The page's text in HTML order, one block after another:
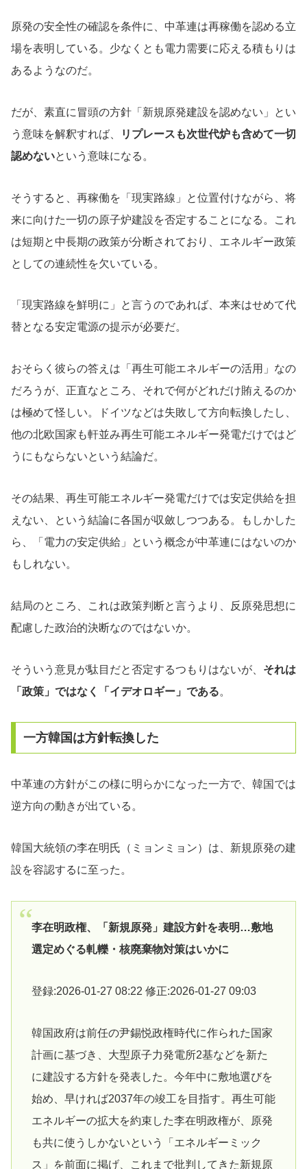
原発の安全性の確認を条件に、中革連は再稼働を認める立
場を表明している。少なくとも電力需要に応える積もりは
あるようなのだ。
だが、素直に冒頭の方針「新規原発建設を認めない」とい
う意味を解釈すれば、
リプレースも次世代炉も含めて一切
認めないという意味になる。
そうすると、再稼働を「現実路線」と位置付けながら、将
来に向けた一切の原子炉建設を否定することになる。これ
は短期と中長期の政策が分断されており、エネルギー政策
としての連続性を欠いている。
「現実路線を鮮明に」と言うのであれば、本来はせめて代
替となる安定電源の提示が必要だ。
おそらく彼らの答えは「再生可能エネルギーの活用」なの
だろうが、正直なところ、それで何がどれだけ賄えるのか
は極めて怪しい。ドイツなどは失敗して方向転換したし、
他の北欧国家も軒並み再生可能エネルギー発電だけではど
うにもならないという結論だ。
その結果、再生可能エネルギー発電だけでは安定供給を担
えない、という結論に各国が収斂しつつある。もしかした
ら、「電力の安定供給」という概念が中革連にはないのか
もしれない。
結局のところ、これは政策判断と言うより、反原発思想に
配慮した政治的決断なのではないか。
そういう意見が駄目だと否定するつもりはないが、 それは
「政策」ではなく「イデオロギー」である。
一方韓国は方針転換した
中革連の方針がこの様に明らかになった一方で、韓国では
逆方向の動きが出ている。
韓国大統領の李在明氏（ミョンミョン）は、新規原発の建
設を容認するに至った。
李在明政権、「新規原発」建設方針を表明…敷地
選定めぐる軋轢・核廃棄物対策はいかに
登録:2026-01-27 08:22 修正:2026-01-27 09:03
韓国政府は前任の尹錫悦政権時代に作られた国家
計画に基づき、大型原子力発電所2基などを新た
に建設する方針を発表した。今年中に敷地選びを
始め、早ければ2037年の竣工を目指す。再生可能
エネルギーの拡大を約束した李在明政権が、原発
も共に使うしかないという「エネルギーミック
ス」を前面に掲げ、これまで批判してきた新規原